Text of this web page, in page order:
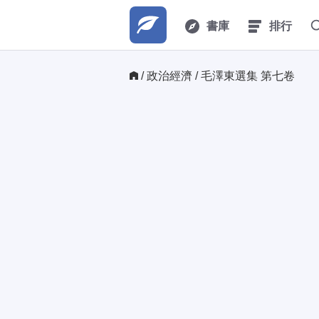
書庫 排行
/ 政治經濟 / 毛澤東選集 第七卷